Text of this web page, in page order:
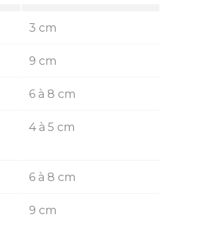
3 cm
9 cm
6 à 8 cm
4 à 5 cm
6 à 8 cm
9 cm